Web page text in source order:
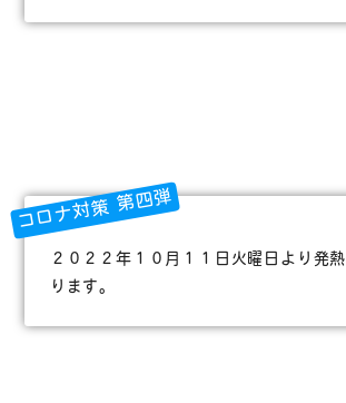
コロナ対策 第四弾
２０２２年１０月１１日火曜日より発
ります。